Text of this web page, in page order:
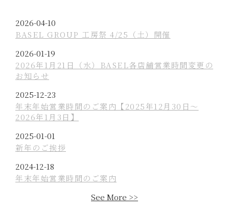
P
o
t
e
d
o
n
2026-04-10
BASEL GROUP 工房祭 4/25（土）開催
P
o
s
e
d
n
2026-01-19
2026年1月21日（水）BASEL各店舗営業時間変更の
お知らせ
P
o
s
e
d
o
n
2025-12-23
年末年始営業時間のご案内【2025年12月30日〜
2026年1月3日】
P
o
t
e
2025-01-01
新年のご挨拶
P
o
2024-12-18
年末年始営業時間のご案内
See More >>